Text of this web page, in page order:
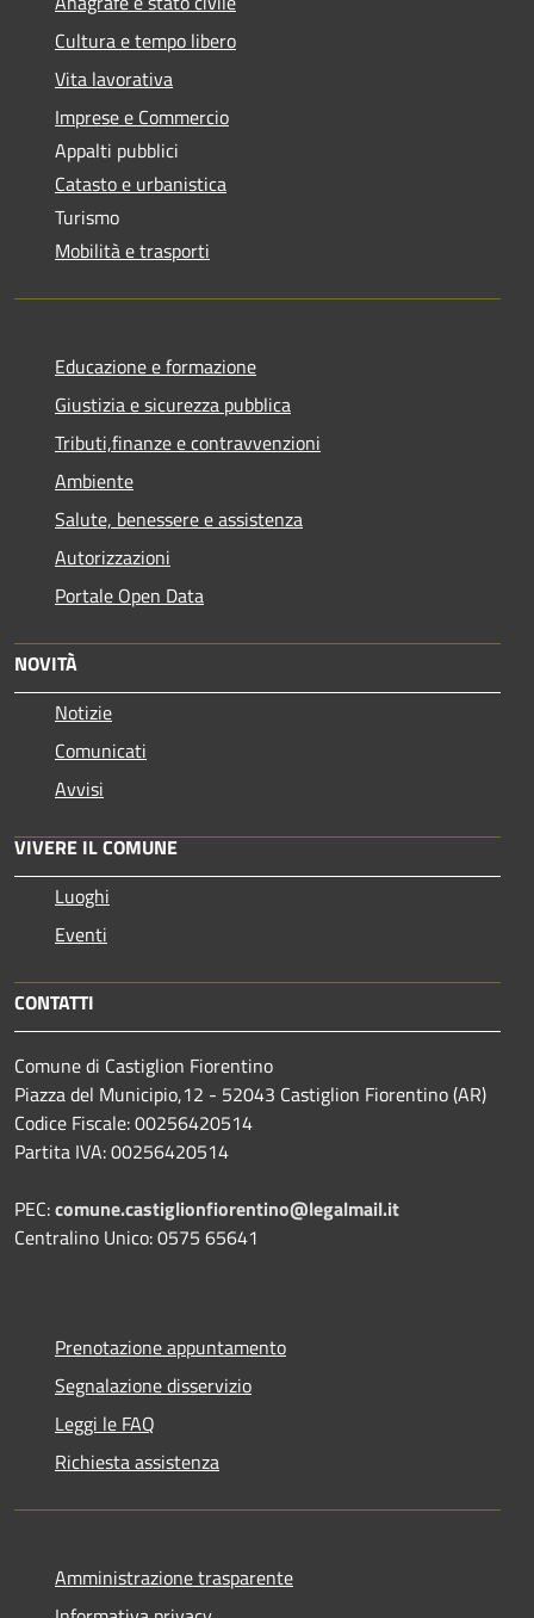
Cultura e tempo libero
Vita lavorativa
Imprese e Commercio
Appalti pubblici
Catasto e urbanistica
Turismo
Mobilità e trasporti
Educazione e formazione
Giustizia e sicurezza pubblica
Tributi,finanze e contravvenzioni
Ambiente
Salute, benessere e assistenza
Autorizzazioni
Portale Open Data
NOVITÀ
Notizie
Comunicati
Avvisi
VIVERE IL COMUNE
Luoghi
Eventi
CONTATTI
Comune di Castiglion Fiorentino
Piazza del Municipio,12 - 52043 Castiglion Fiorentino (AR)
Codice Fiscale: 00256420514
Partita IVA: 00256420514
PEC:comune.castiglionfiorentino@legalmail.it
Centralino Unico: 0575 65641
Prenotazione appuntamento
Segnalazione disservizio
Leggi le FAQ
Richiesta assistenza
Amministrazione trasparente